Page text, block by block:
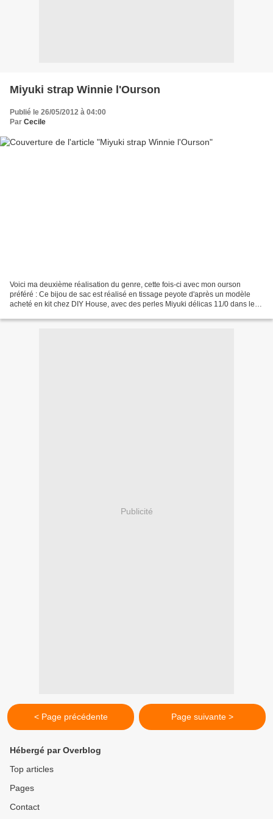
Miyuki strap Winnie l'Ourson
Publié le 26/05/2012 à 04:00
Par Cecile
Voici ma deuxième réalisation du genre, cette fois-ci avec mon ourson
préféré : Ce bijou de sac est réalisé en tissage peyote d'après un modèle
acheté en kit chez DIY House, avec des perles Miyuki délicas 11/0 dans les
Publicité
< Page précédente Page suivante >
Hébergé par Overblog
Top articles
Pages
Contact